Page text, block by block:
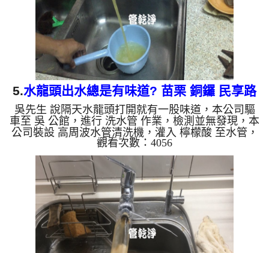
是藍色的水，是因為...
5.水龍頭出水總是有味道? 苗栗 銅鑼 民享路
清洗水管
吳先生 說隔天水龍頭打開就有一股味道，本公司驅
車至 吳 公館，進行 洗水管 作業，檢測並無發現，本
公司裝設 高周波水管清洗機，灌入 檸檬酸 至水管，
等了約15分，開啟 水管清洗機 ，啟動 螺旋波 模式，
剛洗水管就流出髒水，顏色越來越深，兩個多小時
後，出水變乾淨出水量也變大了。 如是自來水，如
水管老化，會產生鐵鏽跟泥沙堆積，洗出來的水就會
是咖啡色，地下水含有氧化錳，管壁上會結成黑色管
垢，洗出來的水會跟石油一樣黑，有些洗出綠色的
水，是因為裡面有銅的物質，生鏽產生銅綠，如是藍
色的水，是因為水龍頭...
觀看次數：4056